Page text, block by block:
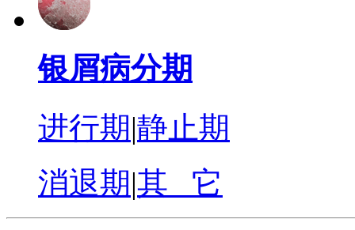
银屑病分期
进行期|静止期
消退期|其 它